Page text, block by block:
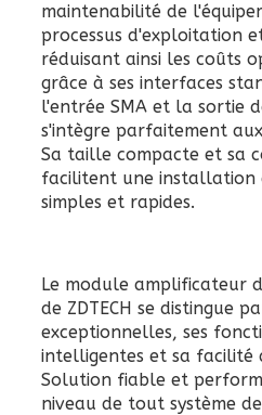
maintenabilité de
processus d'exploitation
réduisant ainsi les coûts
grâce à ses interfaces
l'entrée SMA et la sortie
s'intègre parfaitement
Sa taille compacte et sa
facilitent une installation
simples et rapides.
Le module amplificateur
de ZDTECH se distingue
exceptionnelles, ses
intelligentes et sa facilité
Solution fiable et
niveau de tout système